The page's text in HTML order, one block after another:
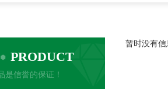
PRODUCT
是信誉的保证！
暂时没有信